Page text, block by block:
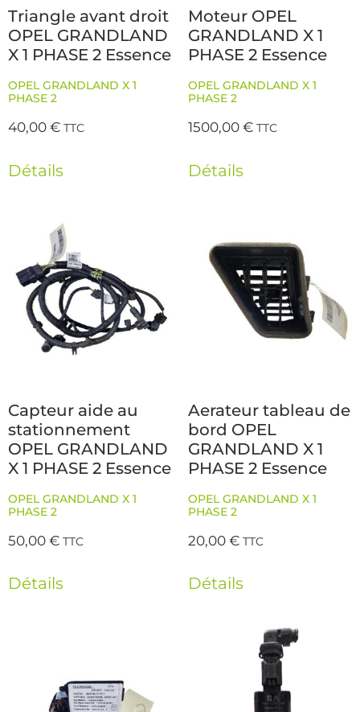
Triangle avant droit
OPEL GRANDLAND
X 1 PHASE 2 Essence
OPEL GRANDLAND X 1
PHASE 2
40,00€ TTC
Détails
Moteur OPEL
GRANDLAND X 1
PHASE 2 Essence
OPEL GRANDLAND X 1
PHASE 2
1500,00€ TTC
Détails
Capteur aide au
stationnement
OPEL GRANDLAND
X 1 PHASE 2 Essence
OPEL GRANDLAND X 1
PHASE 2
50,00€ TTC
Détails
Aerateur tableau de
bord OPEL
GRANDLAND X 1
PHASE 2 Essence
OPEL GRANDLAND X 1
PHASE 2
20,00€ TTC
Détails